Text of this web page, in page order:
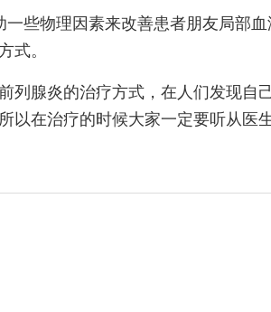
些物理因素来改善患者朋友局部
式。
列腺炎的治疗方式，在人们发现
以在治疗的时候大家一定要听从医